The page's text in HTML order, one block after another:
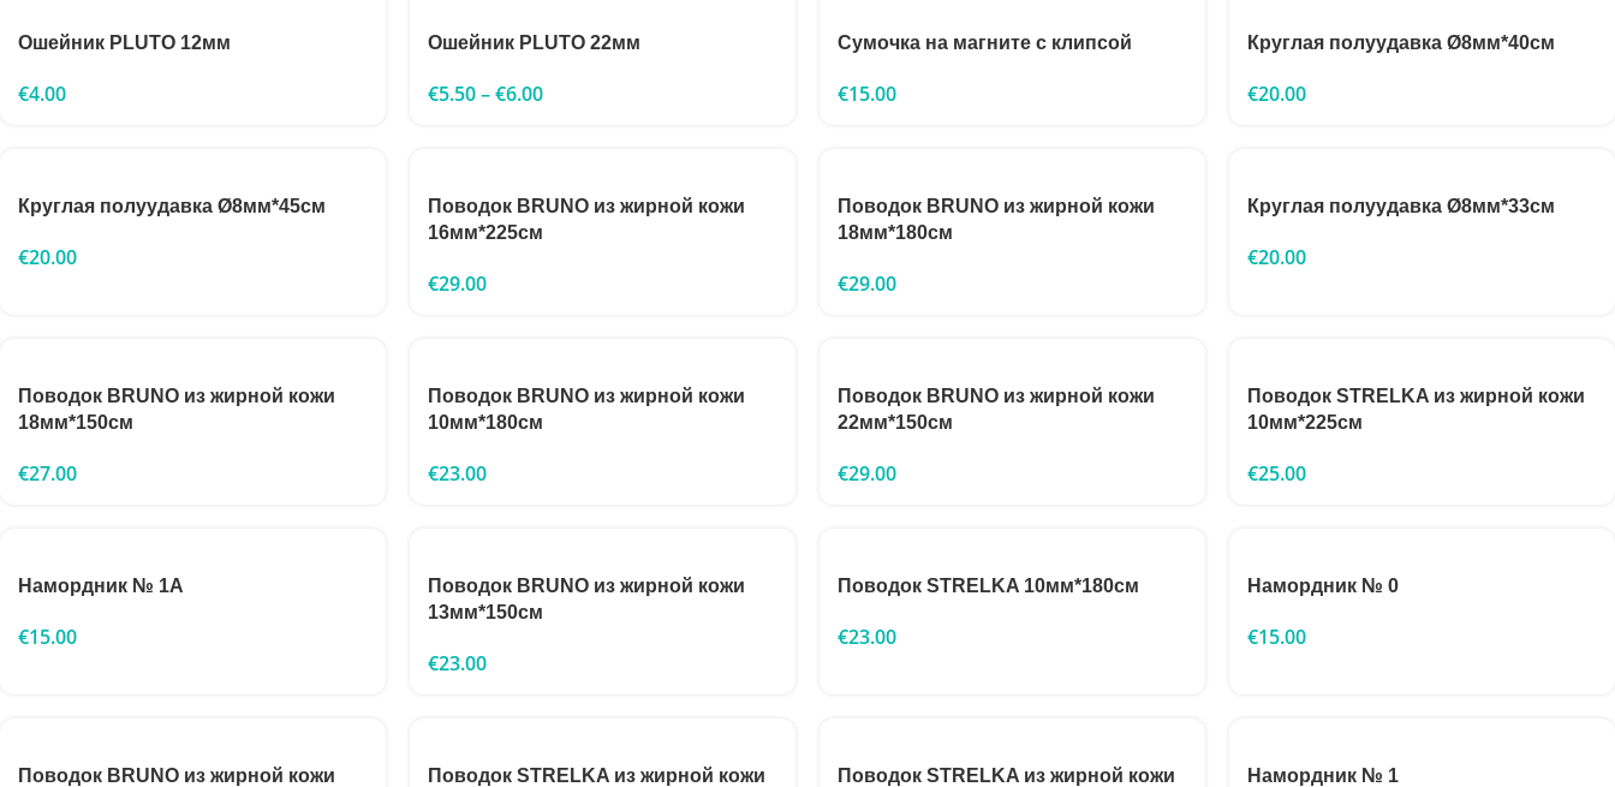
Ошейник PLUTO 12мм
€4.00
Ошейник PLUTO 22мм
€5.50–€6.00
Сумочка на магните с клипсой
€15.00
Круглая полуудавка Ø8мм*40см
€20.00
Круглая полуудавка Ø8мм*45см
€20.00
Поводок BRUNO из жирной кожи
16мм*225см
€29.00
Поводок BRUNO из жирной кожи
18мм*180см
€29.00
Круглая полуудавка Ø8мм*33см
€20.00
Поводок BRUNO из жирной кожи
18мм*150см
€27.00
Поводок BRUNO из жирной кожи
10мм*180см
€23.00
Поводок BRUNO из жирной кожи
22мм*150см
€29.00
Поводок STRELKA из жирной кожи
10мм*225см
€25.00
Намордник № 1A
€15.00
Поводок BRUNO из жирной кожи
13мм*150см
€23.00
Поводок STRELKA 10мм*180см
€23.00
Намордник № 0
€15.00
Поводок BRUNO из жирной кожи
Поводок STRELKA из жирной кожи
Поводок STRELKA из жирной кожи
Намордник № 1